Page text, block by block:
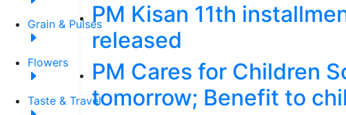
Grain & Pulses
Flowers
Taste & Travel
PM Kisan 11th
released
PM Cares for Children
tomorrow; Benefit to